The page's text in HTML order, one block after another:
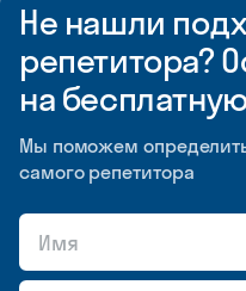
Не нашли
репетитора?
на
Мы поможем
самого репетитора